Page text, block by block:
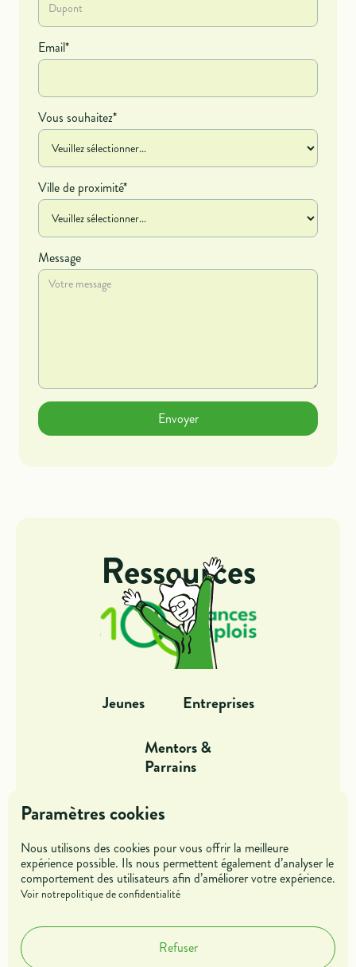
Email*
Vous souhaitez*
Ville de proximité*
Message
Ressources
Jeunes
Entreprises
Mentors &
Parrains
Dans l'action
Blog
Rejoindre l'association
Accueil
A propos
Paramètres cookies
Nous utilisons des cookies pour vous offrir la meilleure
expérience possible. Ils nous permettent également d’analyser le
comportement des utilisateurs afin d’améliorer votre expérience.
Voir notrepolitique de confidentialité
Refuser